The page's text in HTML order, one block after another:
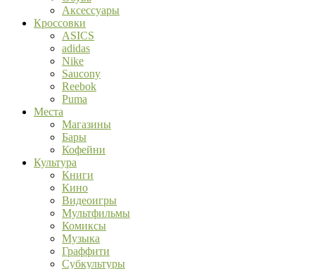
Аксессуары
Кроссовки
ASICS
adidas
Nike
Saucony
Reebok
Puma
Места
Магазины
Бары
Кофейни
Культура
Книги
Кино
Видеоигры
Мультфильмы
Комиксы
Музыка
Граффити
Субкультуры